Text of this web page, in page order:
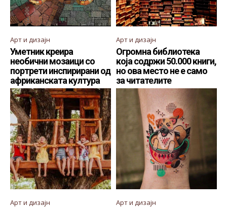
Арт и дизајн
Уметник креира
необични мозаици со
портрети инспирирани од
африканската култура
Арт и дизајн
Огромна библиотека
која содржи 50.000 книги,
но ова место не е само
за читателите
Арт и дизајн Арт и дизајн